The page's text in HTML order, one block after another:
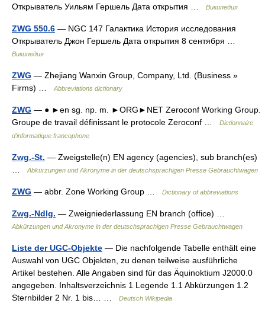
Открыватель Уильям Гершель Дата открытия …
Википедия
ZWG 550.6 — NGC 147 Галактика История исследования
Открыватель Джон Гершель Дата открытия 8 сентября …
Википедия
ZWG — Zhejiang Wanxin Group, Company, Ltd. (Business »
Firms) …
Abbreviations dictionary
ZWG — ● ►en sg. np. m. ►ORG►NET Zeroconf Working Group.
Groupe de travail définissant le protocole Zeroconf …
Dictionnaire
d'informatique francophone
Zwg.-St. — Zweigstelle(n) EN agency (agencies), sub branch(es)
Abkürzungen und Akronyme in der deutschsprachigen Presse Gebrauchtwagen
ZWG — abbr. Zone Working Group … Dictionary of abbreviations
Zwg.-Ndlg. — Zweigniederlassung EN branch (office) …
Abkürzungen und Akronyme in der deutschsprachigen Presse Gebrauchtwagen
Liste der UGC-Objekte — Die nachfolgende Tabelle enthält eine
Auswahl von UGC Objekten, zu denen teilweise ausführliche
Artikel bestehen. Alle Angaben sind für das Äquinoktium J2000.0
angegeben. Inhaltsverzeichnis 1 Legende 1.1 Abkürzungen 1.2
Sternbilder 2 Nr. 1 bis… …
Deutsch Wikipedia